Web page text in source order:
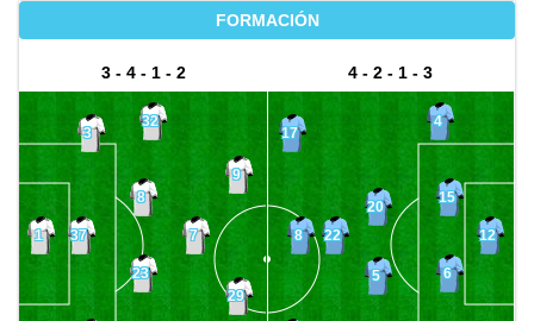
FORMACIÓN
3 - 4 - 1 - 2
1
3
37
32
8
23
7
9
29
4 - 2 - 1 - 3
12
4
15
6
20
5
22
17
8